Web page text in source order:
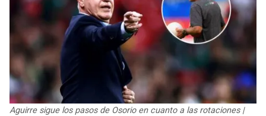
STEELERS
TEXANS
COLTS
JAGUARS
HORNETS
HEAT
MAGIC
WIZARDS
Aguirre sigue los pasos de Osorio en cuanto a las rotaciones |